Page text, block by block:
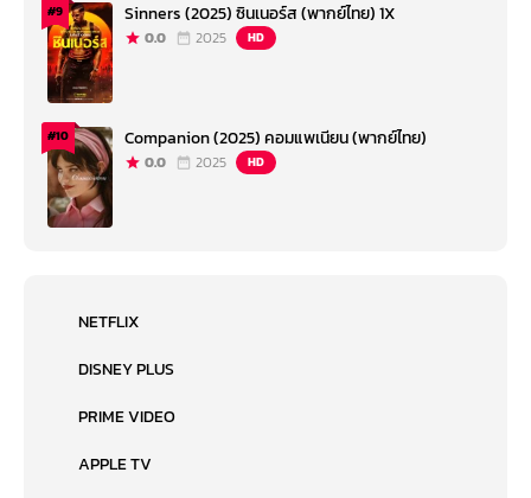
#9 Sinners (2025) ซินเนอร์ส (พากย์ไทย) 1X
0.0 2025 HD
#10 Companion (2025) คอมแพเนียน (พากย์ไทย)
0.0 2025 HD
NETFLIX
DISNEY PLUS
PRIME VIDEO
APPLE TV